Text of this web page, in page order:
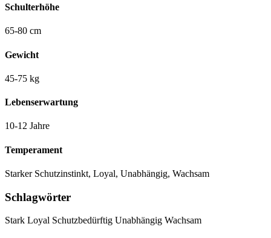
Schulterhöhe
65-80 cm
Gewicht
45-75 kg
Lebenserwartung
10-12 Jahre
Temperament
Starker Schutzinstinkt, Loyal, Unabhängig, Wachsam
Schlagwörter
Stark Loyal Schutzbedürftig Unabhängig Wachsam